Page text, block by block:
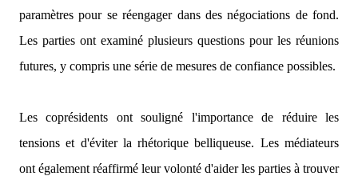
paramètres pour se réengager dans des négociations de fond.
Les parties ont examiné plusieurs questions pour les réunions
futures, y compris une série de mesures de confiance possibles.
Les coprésidents ont souligné l'importance de réduire les
tensions et d'éviter la rhétorique belliqueuse. Les médiateurs
ont également réaffirmé leur volonté d'aider les parties à trouver